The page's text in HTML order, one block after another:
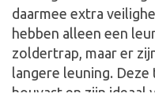
daarmee extra
hebben alleen een
zoldertrap, maar er
langere leuning.
houvast en zijn ideaal